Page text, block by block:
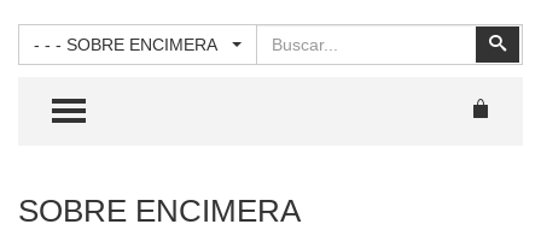
- - - SOBRE ENCIMERA
TOGGLE MENU
SOBRE ENCIMERA